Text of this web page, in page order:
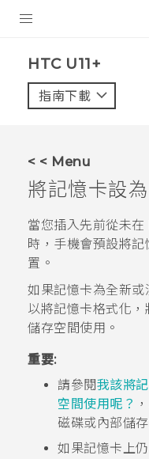
VIVE
應用程式
支援服務
登入
HTC U11+‎
指南下載
< < Menu
將記憶卡設
當您插入先前從未在
時，手機會預設將
置。
如果記憶卡為全新
以將記憶卡格式化，
儲存空間使用。
重要:
請參閱我該將
空間使用呢？
磁碟或內部儲
如果記憶卡上